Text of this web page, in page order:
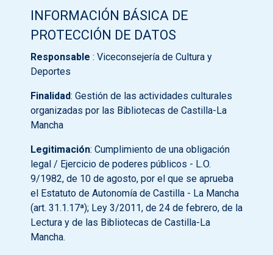
INFORMACIÓN BÁSICA DE
PROTECCIÓN DE DATOS
Responsable : Viceconsejería de Cultura y
Deportes
Finalidad: Gestión de las actividades culturales
organizadas por las Bibliotecas de Castilla-La
Mancha
Legitimación: Cumplimiento de una obligación
legal / Ejercicio de poderes públicos - L.O.
9/1982, de 10 de agosto, por el que se aprueba
el Estatuto de Autonomía de Castilla - La Mancha
(art. 31.1.17ª); Ley 3/2011, de 24 de febrero, de la
Lectura y de las Bibliotecas de Castilla-La
Mancha.